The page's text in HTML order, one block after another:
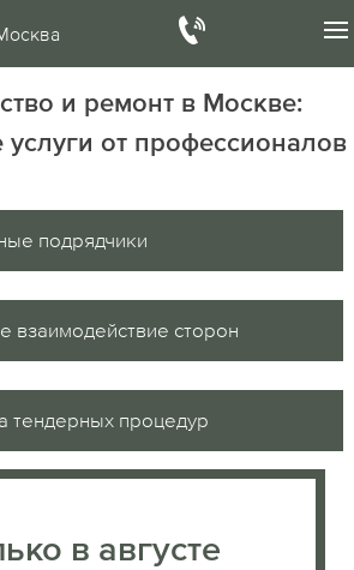
и ремонт в Москве:
услуги от профессионалов
подрядчики
взаимодействие сторон
тендерных процедур
в августе